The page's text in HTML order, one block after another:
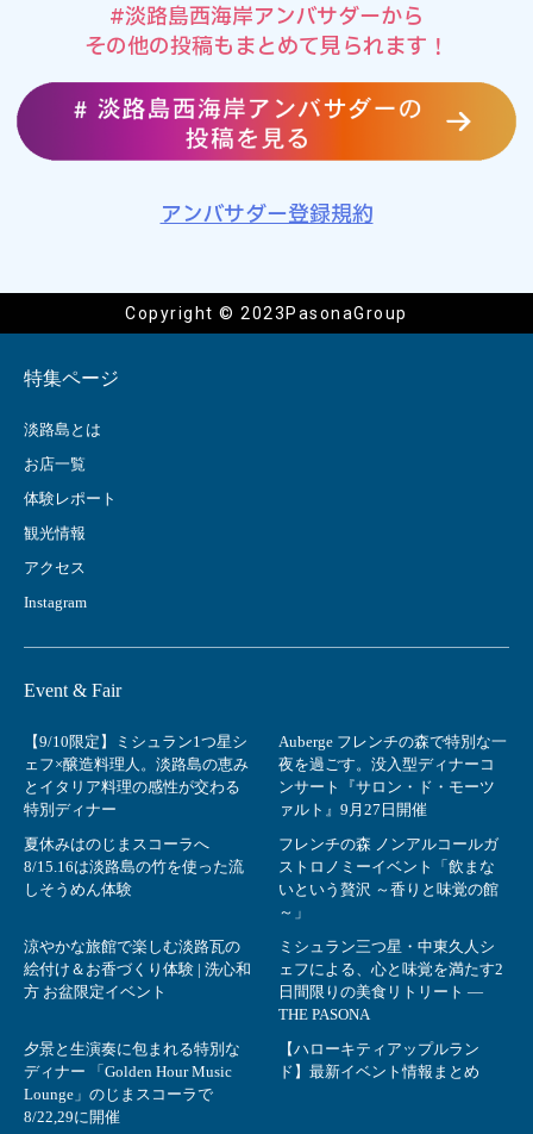
#淡路島西海岸アンバサダーから
その他の投稿もまとめて見られます！
アンバサダー登録規約
Copyright © 2023PasonaGroup
特集ページ
淡路島とは
お店一覧
体験レポート
観光情報
アクセス
Instagram
Event & Fair
【9/10限定】ミシュラン1つ星シ
ェフ×醸造料理人。淡路島の恵み
とイタリア料理の感性が交わる
特別ディナー
Auberge フレンチの森で特別な一
夜を過ごす。没入型ディナーコ
ンサート『サロン・ド・モーツ
ァルト』9月27日開催
夏休みはのじまスコーラへ
8/15.16は淡路島の竹を使った流
しそうめん体験
フレンチの森 ノンアルコールガ
ストロノミーイベント「飲まな
いという贅沢 ～香りと味覚の館
～」
涼やかな旅館で楽しむ淡路瓦の
絵付け＆お香づくり体験 | 洗心和
方 お盆限定イベント
ミシュラン三つ星・中東久人シ
ェフによる、心と味覚を満たす2
日間限りの美食リトリート ―
THE PASONA
夕景と生演奏に包まれる特別な
ディナー 「Golden Hour Music
Lounge」のじまスコーラで
8/22,29に開催
【ハローキティアップルラン
ド】最新イベント情報まとめ